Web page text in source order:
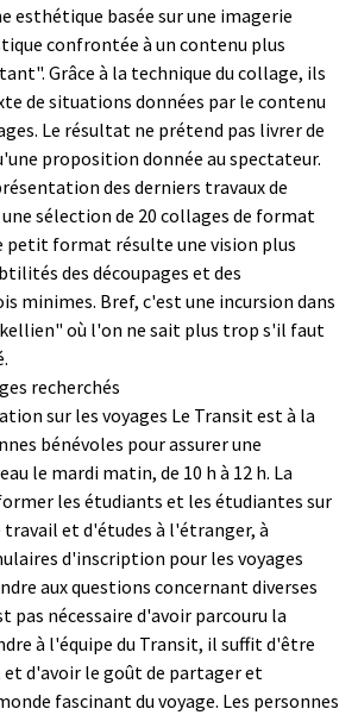
esthétique basée sur une imagerie
confrontée à un contenu plus
Grâce à la technique du collage, ils
de situations données par le contenu
Le résultat ne prétend pas livrer de
proposition donnée au spectateur.
des derniers travaux de
sélection de 20 collages de format
petit format résulte une vision plus
des découpages et des
minimes. Bref, c'est une incursion dans
où l'on ne sait plus trop s'il faut
recherchés
sur les voyages Le Transit est à la
bénévoles pour assurer une
le mardi matin, de 10 h à 12 h. La
les étudiants et les étudiantes sur
et d'études à l'étranger, à
d'inscription pour les voyages
aux questions concernant diverses
pas nécessaire d'avoir parcouru la
à l'équipe du Transit, il suffit d'être
d'avoir le goût de partager et
fascinant du voyage. Les personnes